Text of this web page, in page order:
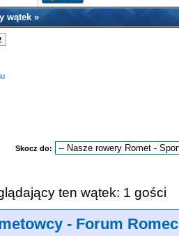
wątek»
Skocz do:
ten wątek: 1 gości
- Forum